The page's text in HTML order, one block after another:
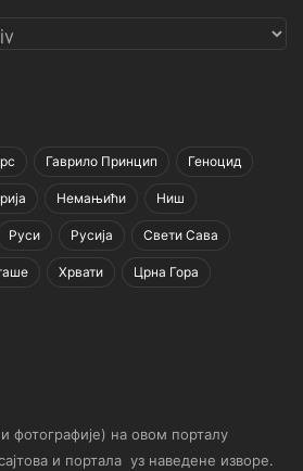
Гаврило Принцип Геноцид
Немањићи Ниш
Руси Русија Свети Сава
Хрвати Црна Гора
фотографије) на овом порталу
и портала уз наведене изворе.